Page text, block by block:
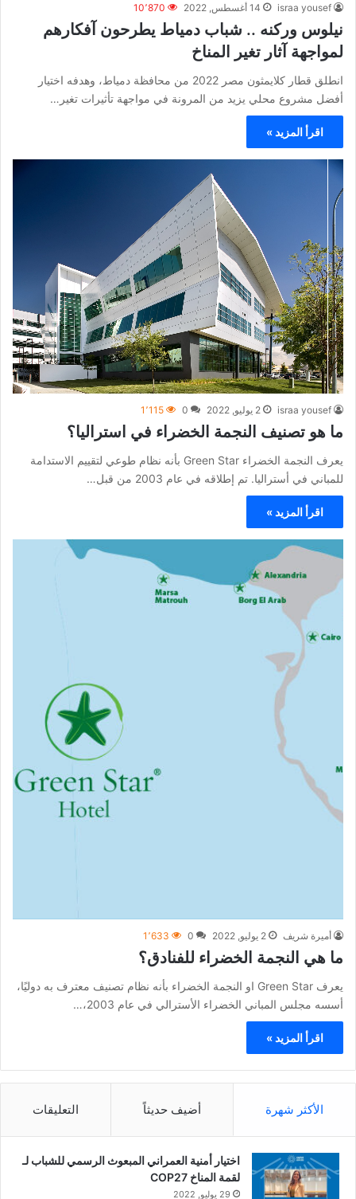
israa yousef 14 أغسطس, 2022 10٬870
نيلوس وركنه .. شباب دمياط يطرحون آفكارهم
لمواجهة آثار تغير المناخ
انطلق قطار كلايمثون مصر 2022 من محافظة دمياط، وهدفه اختيار
أفضل مشروع محلي يزيد من المرونة في مواجهة تأثيرات تغير…
اقرأ المزيد »
israa yousef 2 يوليو, 2022 0 1٬115
ما هو تصنيف النجمة الخضراء في استراليا؟
يعرف النجمة الخضراء Green Star بأنه نظام طوعي لتقييم الاستدامة
للمباني في أستراليا. تم إطلاقه في عام 2003 من قبل…
اقرأ المزيد »
أميرة شريف 2 يوليو, 2022 0 1٬633
ما هي النجمة الخضراء للفنادق؟
يعرف Green Star او النجمة الخضراء بأنه نظام تصنيف معترف به دوليًا،
أسسه مجلس المباني الخضراء الأسترالي في عام 2003،…
اقرأ المزيد »
الأكثر شهرة أضيف حديثاً التعليقات
اختيار أمنية العمراني المبعوث الرسمي للشباب لـ
لقمة المناخ COP27
29 يوليو, 2022